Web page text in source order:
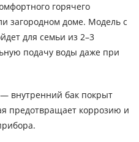
горячего
загородном доме. Модель с
для семьи из 2–3
подачу воды даже при
— внутренний бак покрыт
предотвращает коррозию и